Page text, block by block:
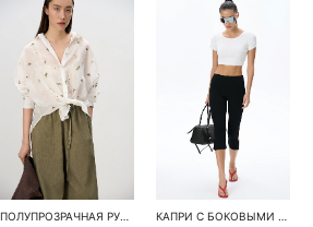
ПОЛУПРОЗРАЧНАЯ РУБАШКА С РОМАШКАМИ КАПРИ С БОКОВЫМИ РАЗРЕЗАМИ